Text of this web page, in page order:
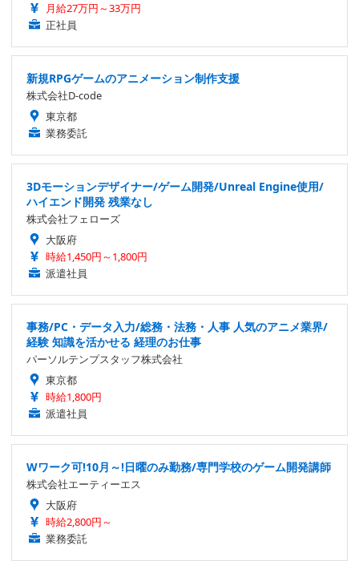
月給27万円～33万円
正社員
新規RPGゲームのアニメーション制作支援
株式会社D-code
東京都
業務委託
3Dモーションデザイナー/ゲーム開発/Unreal Engine使用/
ハイエンド開発 残業なし
株式会社フェローズ
大阪府
時給1,450円～1,800円
派遣社員
事務/PC・データ入力/総務・法務・人事 人気のアニメ業界/
経験 知識を活かせる 経理のお仕事
パーソルテンプスタッフ株式会社
東京都
時給1,800円
派遣社員
Wワーク可!10月～!日曜のみ勤務/専門学校のゲーム開発講師
株式会社エーティーエス
大阪府
時給2,800円～
業務委託